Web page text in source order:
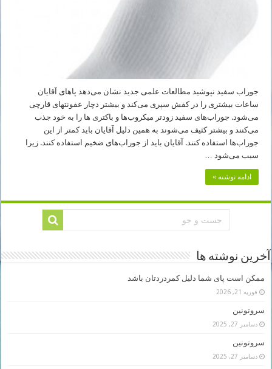
جوراب سفید نپوشید مطالعات علمی جدید نشان می‌دهد پاهای آقایان
ساعات بیشتری را در کفش سپری می‌کند و بیشتر دچار عفونتهای قارچی
می‌شود. جوراب‌های سفید زودتر میکروب‌ها و باکتری ها را به خود جذب
می‌کنند و بیشتر کثیف می‌شوند به همین دلیل آقایان باید کمتر از این
جوراب‌ها استفاده کنند. آقایان باید از جوراب‌های ضخیم استفاده کنند. زیرا
سبب می‌شود …
ادامه نوشته »
آخرین نوشته ها
ممکن است پای شما دلیل کمردردتان باشد
فوریه 21, 2026
سروتونین
دسامبر 27, 2025
سروتونین
دسامبر 27, 2025